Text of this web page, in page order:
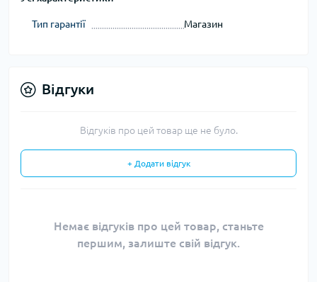
Тип гарантії Магазин
Відгуки
Відгуків про цей товар ще не було.
+ Додати відгук
Немає відгуків про цей товар, станьте
першим, залиште свій відгук.